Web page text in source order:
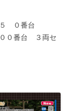
５ ０番台
０番台 ３両セ